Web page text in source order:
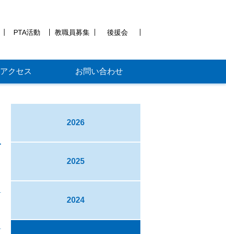
PTA活動 教職員募集 後援会
アクセス お問い合わせ
2026
2025
2024